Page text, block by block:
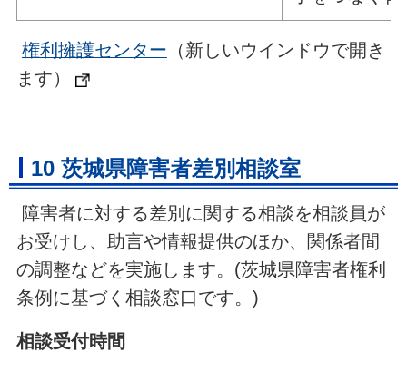
権利擁護センター （新しいウインドウで開き
ます）
10 茨城県障害者差別相談室
障害者に対する差別に関する相談を相談員が
お受けし、助言や情報提供のほか、関係者間
の調整などを実施します。(茨城県障害者権利
条例に基づく相談窓口です。)
相談受付時間